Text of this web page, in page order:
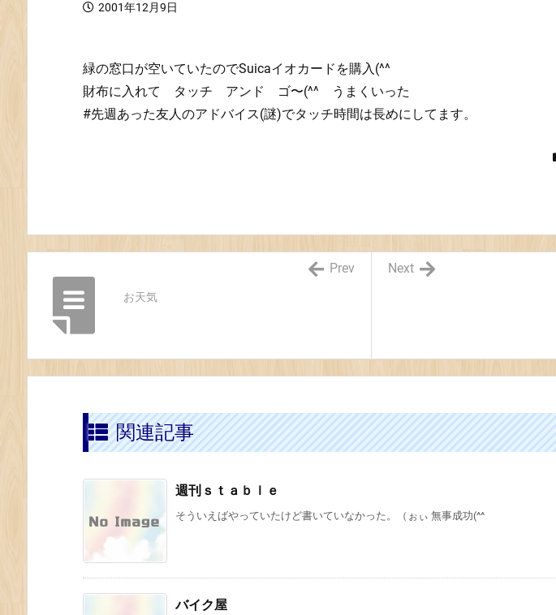
2001年12月9日
緑の窓口が空いていたのでSuicaイオカードを購入(^^
財布に入れて タッチ アンド ゴ〜(^^ うまくいった
#先週あった友人のアドバイス(謎)でタッチ時間は長めにしてます。
Next
お天気
Prev
関連記事
週刊ｓｔａｂｌｅ
そういえばやっていたけど書いていなかった。（ぉぃ 無事成功(^^
バイク屋